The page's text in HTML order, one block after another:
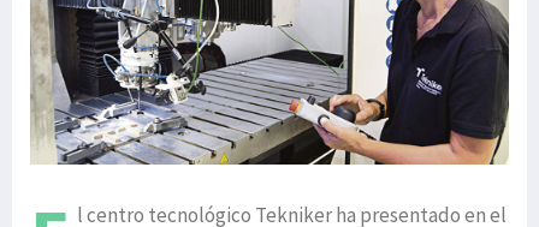
l centro tecnológico Tekniker ha presentado en el